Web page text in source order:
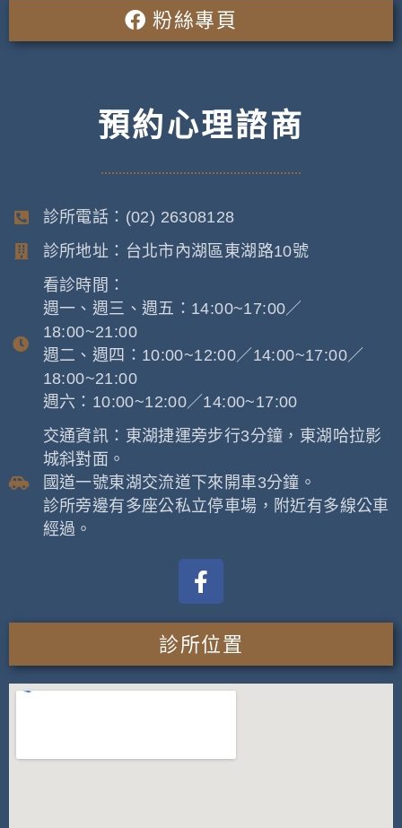
粉絲專頁
預約心理諮商
診所電話：(02) 26308128
診所地址：台北市內湖區東湖路10號
看診時間：
週一、週三、週五：14:00~17:00／
18:00~21:00
週二、週四：10:00~12:00／14:00~17:00／
18:00~21:00
週六：10:00~12:00／14:00~17:00
交通資訊：東湖捷運旁步行3分鐘，東湖哈拉影
城斜對面。
國道一號東湖交流道下來開車3分鐘。
診所旁邊有多座公私立停車場，附近有多線公車
經過。
診所位置